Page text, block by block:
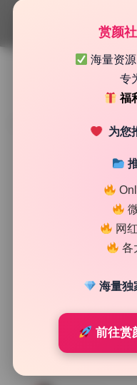
Cosplay合集
Pyon 26套 全套写真
赏颜
海量资
专
福
为您
网
各
海量独
前往赏